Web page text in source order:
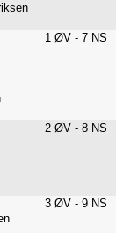
1 ØV - 7 NS
2 ØV - 8 NS
3 ØV - 9 NS